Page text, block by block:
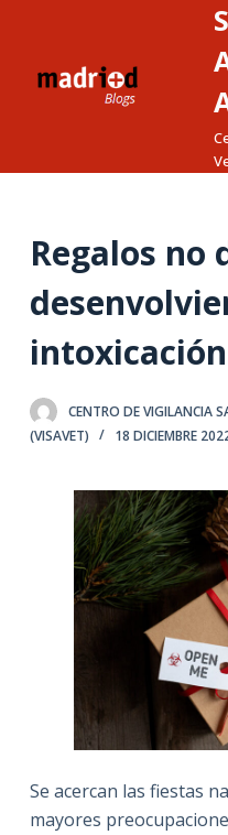
r
n
n
Regalos no
CENTRO DE VIGILANCIA
(VISAVET)
18 DICIEMBRE
Se acercan las fiestas
mayores